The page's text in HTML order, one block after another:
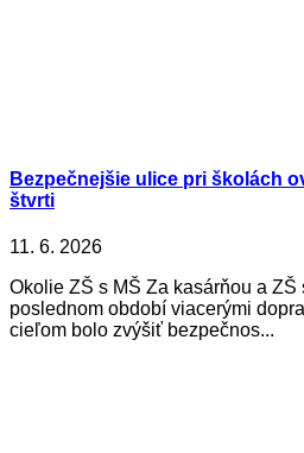
Bezpečnejšie ulice pri školách
štvrti
11. 6. 2026
Okolie ZŠ s MŠ Za kasárňou a
poslednom období viacerými
cieľom bolo zvýšiť bezpečnos...